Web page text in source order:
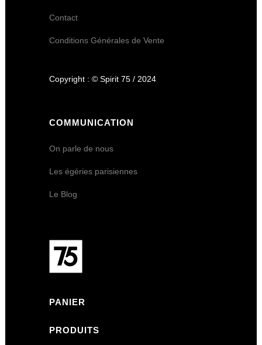
Contact
Conditions Générales de Vente
Copyright : © Spirit 75 / 2024
COMMUNICATION
On parle de nous
Les égéries parisiennes
Le Blog
PANIER
PRODUITS